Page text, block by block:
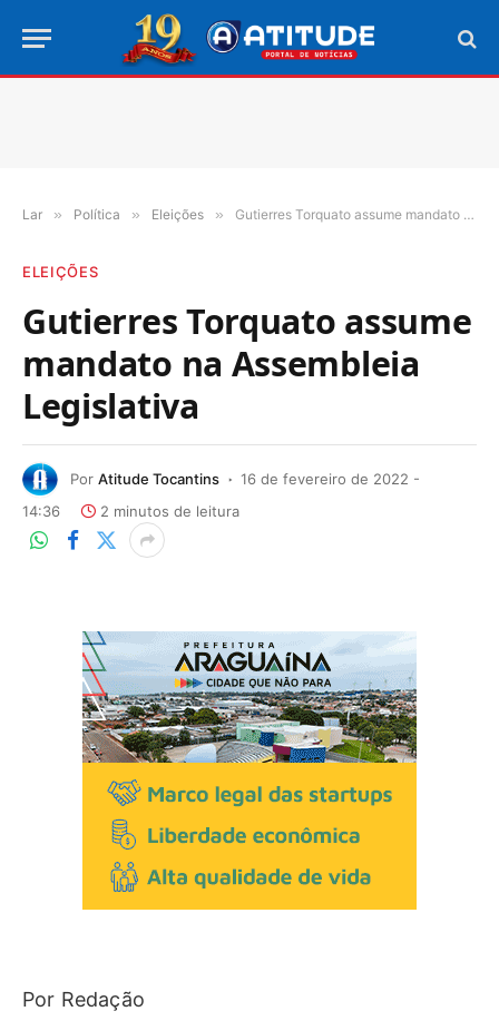
Lar » Política » Eleições » Gutierres Torquato assume mandato na Assembleia Legislativa
ELEIÇÕES
Gutierres Torquato assume
mandato na Assembleia
Legislativa
Por Atitude Tocantins
16 de fevereiro de 2022 -
14:36
2 minutos de leitura
Por Redação